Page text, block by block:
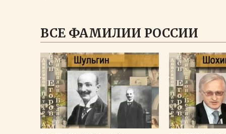
ВСЕ ФАМИЛИИ РОССИИ